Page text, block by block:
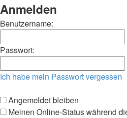
Anmelden
Benutzername:
Passwort:
Ich habe mein Passwort vergessen
Angemeldet bleiben
Meinen Online-Status während